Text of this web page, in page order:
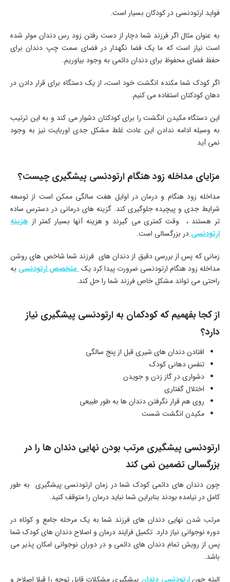
فواید ارتودنسی در کودکان بسیار است.
به عنوان مثال اگر فرزند شما دچار از دست رفتن زود رس دندان مولر شده
است نیاز است که ما یک فضا نگهدار در فضای سمت چپ دندان برای
حفظ فضای محفوظ برای دندان دائمی به وجود بیاوریم.
اگر کودک شما مکنده انگشت خود است، از یک دستگاه برای قرار دادن در
دهان کودکتان استفاده می کنیم.
این دستگاه مکیدن انگشت را برای کودکتان دشوار می کند و به این ترتیب
به وسیله ادامه ندادن این عادت غلط مشکل جدی اوربایت نیز به وجود
نمی آید
مزایای مداخله زود هنگام ارتودنسی پیشگیری چیست؟
مداخله زود هنگام و درمان در اوایل هفت سالگی ممکن است از توسعه
شرایط جدی و پیچیده جلوگیری کند. گزینه های درمانی در دسترس ساده
تر هستند ، وقت کمتری می گیرند و هزینه آنها بسیار کمتر از هزینه
ارتودنسی در بزرگسالی است.
زمانی که پس از بررسی دقیق از دندان های فرزند شما شاخص های روشن
مداخله زود هنگام ارتودنسی ضرورت پیدا کرد یک متخصص ارتودنسی به
راحتی می تواند مشکل خاص فرزند شما را حل کند.
از کجا بفهمیم که کودکمان به ارتودنسی پیشگیری نیاز
دارد؟
افتادن دندان های شیری قبل از پنج سالگی
تنفس دهانی کودک
دشواری در گاز زدن و جویدن
اختلال گفتاری
روی هم قرار نگرفتن دندان ها به طور طبیعی
مکیدن انگشت شست
ارتودنسی پیشگیری مرتب بودن نهایی دندان ها را در
بزرگسالی تضمین نمی کند
چون دندان های دائمی کودک شما در زمان ارتودنسی پیشگیری به طور
کامل در نیامده بودند بنابراین شما نباید درمان را متوقف کنید.
مرتب شدن نهایی دندان های فرزند شما به یک مرحله جامع و کوتاه در
دوره نوجوانی نیاز دارد. تکمیل فرایند درمان و اصلاح دندان های کودک شما
پس از رویش تمام دندان های دائمی و در دوران نوجوانی امکان پذیر می
باشد.
البته چونارتودنسی دندان پیشگیری مشکلات قابل توجه را قبلا اصلاح و